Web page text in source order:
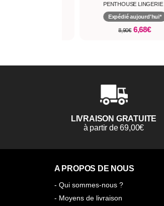
PENTHOUSE LINGERIE
Expédié aujourd'hui*
8,90€6,68€
LIVRAISON GRATUITE
à partir de 69,00€
A PROPOS DE NOUS
- Qui sommes-nous ?
- Moyens de livraison